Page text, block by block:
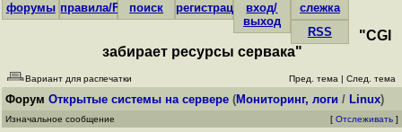
форумы правила/FAQпоиск регистрациявход/
выход
слежка
RSS
"CGI
забирает ресурсы сервака"
Вариант для распечатки Пред. тема | След. тема
Форум Открытые системы на сервере (Мониторинг, логи / Linux)
Изначальное сообщение [ Отслеживать ]